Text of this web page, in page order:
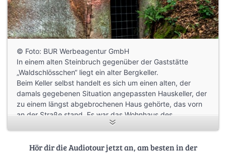
© Foto: BUR Werbeagentur GmbH
In einem alten Steinbruch gegenüber der Gaststätte
„Waldschlösschen“ liegt ein alter Bergkeller.
Beim Keller selbst handelt es sich um einen alten, der
damals gegebenen Situation angepassten Hauskeller, der
zu einem längst abgebrochenen Haus gehörte, das vorn
an der Straße stand. Es war das Wohnhaus des
staatlichen Waldaufsehers, der bis ins 19. Jahrhundert von
erheben hatte. Seine Angehörigen sowie die Steinmetze
Hör dir die Audiotour jetzt an, am besten in der